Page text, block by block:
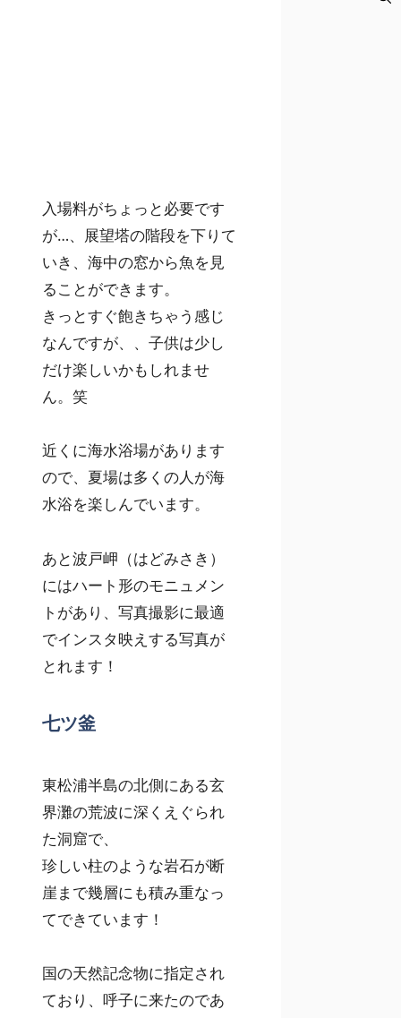
入場料がちょっと必要です
が…、展望塔の階段を下りて
いき、海中の窓から魚を見
ることができます。
きっとすぐ飽きちゃう感じ
なんですが、、子供は少し
だけ楽しいかもしれませ
ん。笑
近くに海水浴場があります
ので、夏場は多くの人が海
水浴を楽しんでいます。
あと波戸岬（はどみさき）
にはハート形のモニュメン
トがあり、写真撮影に最適
でインスタ映えする写真が
とれます！
七ツ釜
東松浦半島の北側にある玄
界灘の荒波に深くえぐられ
た洞窟で、
珍しい柱のような岩石が断
崖まで幾層にも積み重なっ
てできています！
国の天然記念物に指定され
ており、呼子に来たのであ